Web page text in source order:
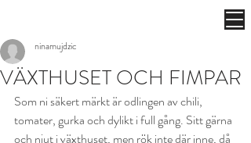
VÄXTHUSET OCH FIMPAR
ninamujdzic
Som ni säkert märkt är odlingen av chili,
tomater, gurka och dylikt i full gång. Sitt gärna
och njut i växthuset, men rök inte där inne, då